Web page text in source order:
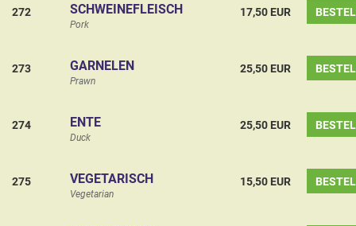
272 SCHWEINEFLEISCH
Pork
17,50 EUR
273 GARNELEN
Prawn
25,50 EUR
274 ENTE
Duck
25,50 EUR
275 VEGETARISCH
Vegetarian
15,50 EUR